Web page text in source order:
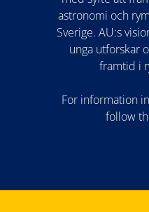
astronomi och
Sverige. AU:s
unga utforskar
framtid i
For information
follow